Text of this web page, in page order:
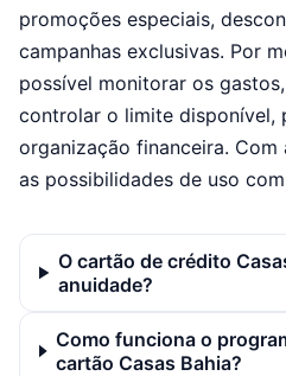
promoções especiais,
campanhas exclusivas. Por
possível monitorar os
controlar o limite disponível,
organização financeira. Com
as possibilidades de uso
O cartão de crédito
anuidade?
Como funciona o
cartão Casas Bahia?